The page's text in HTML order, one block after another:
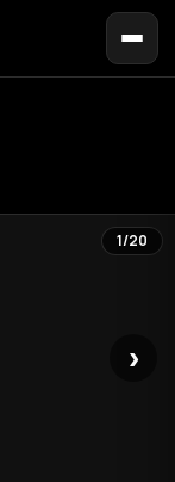
›
1/20